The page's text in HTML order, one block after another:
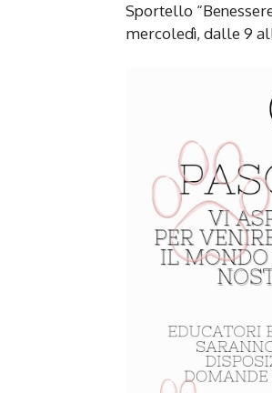
Sportello
mercoledì, dalle 9